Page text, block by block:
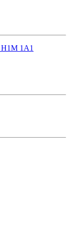
H1M 1A1